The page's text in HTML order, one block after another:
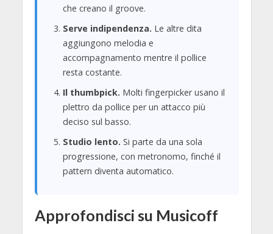
che creano il groove.
Serve indipendenza. Le altre dita
aggiungono melodia e
accompagnamento mentre il pollice
resta costante.
Il thumbpick. Molti fingerpicker usano il
plettro da pollice per un attacco più
deciso sul basso.
Studio lento. Si parte da una sola
progressione, con metronomo, finché il
pattern diventa automatico.
Approfondisci su Musicoff